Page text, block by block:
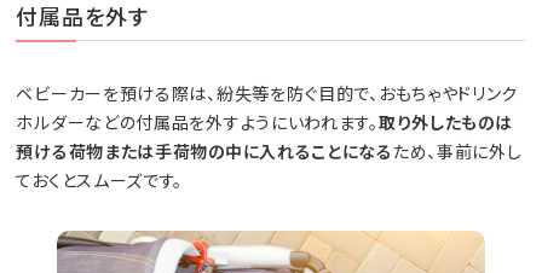
付属品を外す
ベビーカーを預ける際は、紛失等を防ぐ目的で、おもちゃやドリンク
ホルダーなどの付属品を外すようにいわれます。取り外したものは
預ける荷物または手荷物の中に入れることになる ため、事前に外し
ておくとスムーズです。